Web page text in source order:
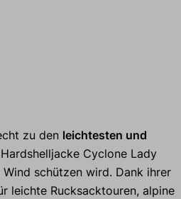
zu den leichtesten und
Cyclone Lady
schützen wird. Dank ihrer
leichte Rucksacktouren, alpine